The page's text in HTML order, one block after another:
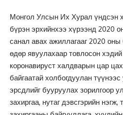
Монгол Улсын Их Хурал үндсэн
бүрэн эрхийнхээ хүрээнд 2020
санал авах ажиллагааг 2020
өдөр явуулахаар товлосон
коронавируст халдварын цар
байгаатай холбогдуулан
эрсдлийг бууруулах зорилгоор
захиргаа, нутаг дэвсгэрийн нэгж,